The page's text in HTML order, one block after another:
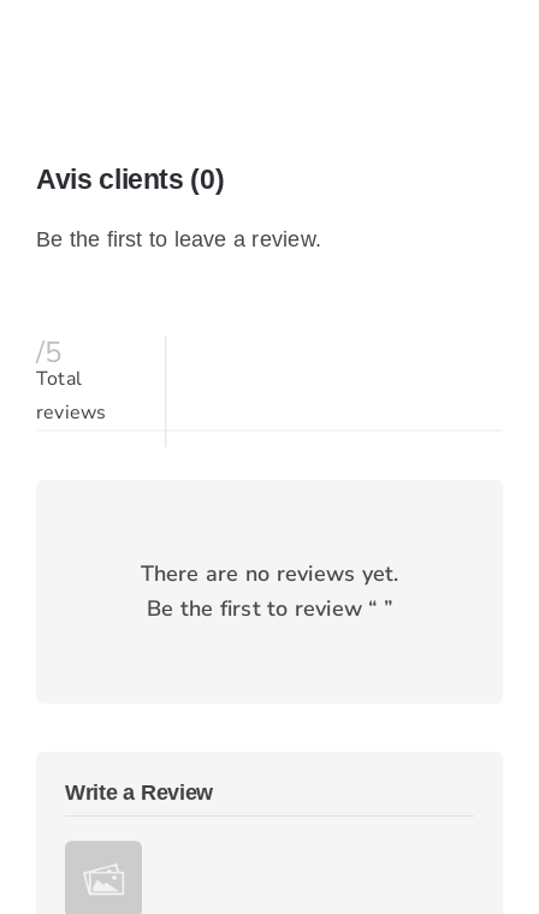
Avis clients (0)
Be the first to leave a review.
/5
Total
reviews
There are no reviews yet.
Be the first to review “ ”
Write a Review